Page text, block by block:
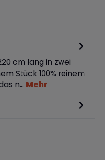
cm lang in zwei
Stück 100% reinem
n… Mehr